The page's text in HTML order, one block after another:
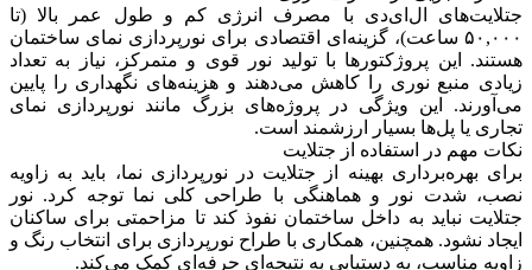
جتلایت‌های ال‌ای‌دی با مصرف انرژی کم و طول عمر بالا (تا
۵۰,۰۰۰ ساعت)، گزینه‌ای اقتصادی برای نورپردازی نمای ساختمان
هستند. این پروژکتورها با تولید نور قوی و متمرکز، نیاز به تعداد
زیادی منبع نوری را کاهش می‌دهند و هزینه‌های نگهداری را پایین
می‌آورند. این ویژگی در پروژه‌های بزرگ مانند نورپردازی نمای
تجاری یا پل‌ها بسیار ارزشمند است.
نکات مهم در استفاده از جتلایت
برای بهره‌برداری بهینه از جتلایت در نورپردازی نما، باید به زاویه
نصب، شدت نور و هماهنگی با طراحی کلی نما توجه کرد. نور
جتلایت نباید به داخل ساختمان نفوذ کند تا مزاحمتی برای ساکنان
ایجاد نشود. همچنین، همکاری با طراح نورپردازی برای انتخاب رنگ و
زاویه مناسب، به دستیابی به نتیجه‌ای حرفه‌ای کمک می‌کند.